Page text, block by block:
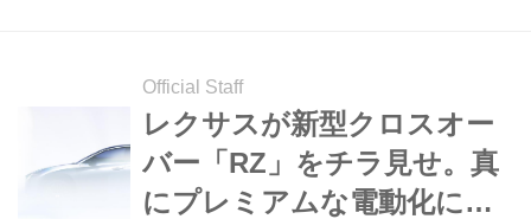
Official Staff
レクサスが新型クロスオー
バー「RZ」をチラ見せ。真
にプレミアムな電動化に期